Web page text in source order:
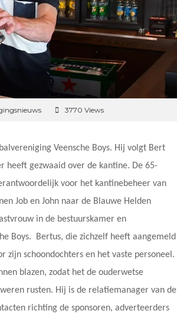
3770 Views
Veensche Boys. Hij volgt Bert
heeft gezwaaid over de kantine. De 65-
voor het kantinebeheer van
Job en John naar de Blauwe Helden
in de bestuurskamer en
Boys. Bertus, die zichzelf heeft aangemeld
zijn schoondochters en het vaste personeel.
blazen, zodat het de ouderwetse
rusten. Hij is de relatiemanager van de
richting de sponsoren, adverteerders